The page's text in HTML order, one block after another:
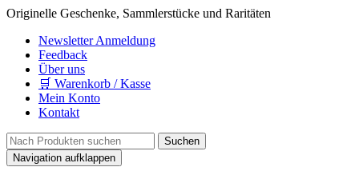
Originelle Geschenke, Sammlerstücke und Raritäten
Newsletter Anmeldung
Feedback
Über uns
🛒 Warenkorb / Kasse
Mein Konto
Kontakt
Navigation aufklappen